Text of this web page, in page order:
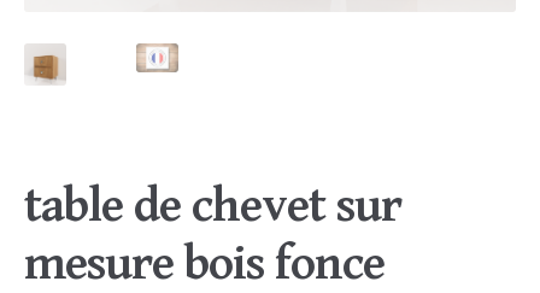
table de chevet sur
mesure bois fonce